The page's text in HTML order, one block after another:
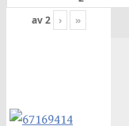
av2 › »